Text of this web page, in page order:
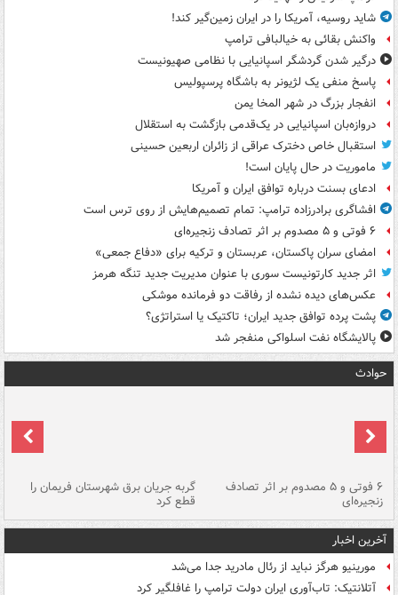
شاید روسیه، آمریکا را در ایران زمین‌گیر کند!
واکنش بقائی به خیالبافی ترامپ
درگیر شدن گردشگر اسپانیایی با نظامی صهیونیست
پاسخ منفی یک لژیونر به باشگاه پرسپولیس
انفجار بزرگ در شهر المخا یمن
دروازه‌بان اسپانیایی در یک‌قدمی بازگشت به استقلال
استقبال خاص دخترک عراقی از زائران اربعین حسینی
ماموریت در حال پایان است!
ادعای بسنت درباره توافق ایران و آمریکا
افشاگری برادرزاده ترامپ: تمام تصمیم‌هایش از روی ترس است
۶ فوتی و ۵ مصدوم بر اثر تصادف زنجیره‌ای
امضای سران پاکستان، عربستان و ترکیه برای «دفاع جمعی»
اثر جدید کارتونیست سوری با عنوان مدیریت جدید تنگه هرمز
عکس‌های دیده نشده از رفاقت دو فرمانده‌ موشکی
پشت پرده توافق جدید ایران؛ تاکتیک یا استراتژی؟
پالایشگاه نفت اسلواکی منفجر شد
حوادث
۶ فوتی و ۵ مصدوم بر اثر تصادف
زنجیره‌ای
گربه جریان برق شهرستان فریمان را
قطع کرد
آخرین اخبار
مورینیو هرگز نباید از رئال مادرید جدا می‌شد
آتلانتیک: تاب‌آوری ایران دولت ترامپ را غافلگیر کرد